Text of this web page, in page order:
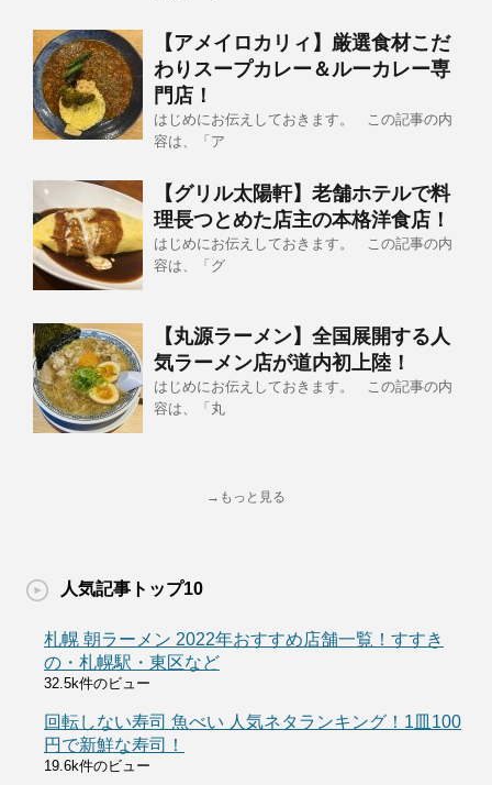
【アメイロカリィ】厳選食材こだ
わりスープカレー＆ルーカレー専
門店！
はじめにお伝えしておきます。 この記事の内
容は、「ア
【グリル太陽軒】老舗ホテルで料
理長つとめた店主の本格洋食店！
はじめにお伝えしておきます。 この記事の内
容は、「グ
【丸源ラーメン】全国展開する人
気ラーメン店が道内初上陸！
はじめにお伝えしておきます。 この記事の内
容は、「丸
→もっと見る
人気記事トップ10
札幌 朝ラーメン 2022年おすすめ店舗一覧！すすき
の・札幌駅・東区など
32.5k件のビュー
回転しない寿司 魚べい 人気ネタランキング！1皿100
円で新鮮な寿司！
19.6k件のビュー